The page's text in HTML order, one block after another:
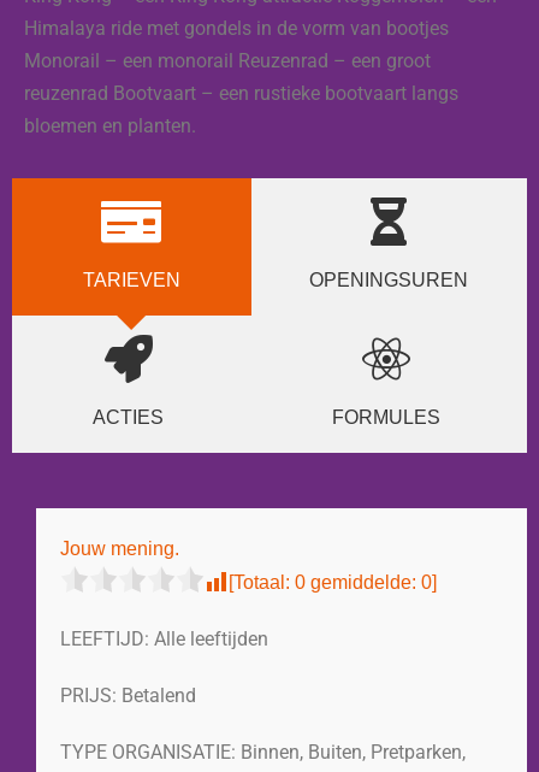
Himalaya ride met gondels in de vorm van bootjes
Monorail – een monorail Reuzenrad – een groot
reuzenrad Bootvaart – een rustieke bootvaart langs
bloemen en planten.
TARIEVEN OPENINGSUREN
ACTIES FORMULES
Jouw mening.
[Totaal: 0 gemiddelde: 0]
LEEFTIJD: Alle leeftijden
PRIJS: Betalend
TYPE ORGANISATIE: Binnen, Buiten, Pretparken,